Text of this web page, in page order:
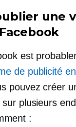
une
est
de publicité
pouvez créer
plusieurs
: